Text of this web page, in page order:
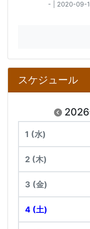
- | 2020-09-
スケジュール
1 (水)
2 (木)
3 (金)
4 (土)